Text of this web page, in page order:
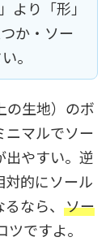
より「形」
か・ソー
。
の生地）のボ
ニマルでソー
出やすい。逆
対的にソール
なら、 ソー
ですよ。